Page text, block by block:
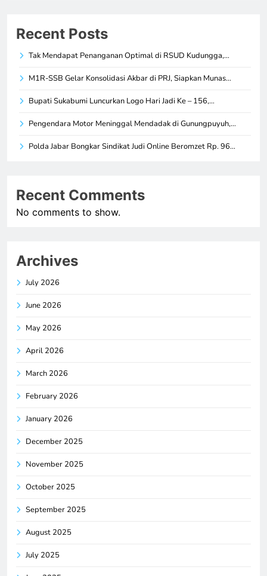
Recent Posts
Tak Mendapat Penanganan Optimal di RSUD Kudungga,…
M1R-SSB Gelar Konsolidasi Akbar di PRJ, Siapkan Munas…
Bupati Sukabumi Luncurkan Logo Hari Jadi Ke – 156,…
Pengendara Motor Meninggal Mendadak di Gunungpuyuh,…
Polda Jabar Bongkar Sindikat Judi Online Beromzet Rp. 96…
Recent Comments
No comments to show.
Archives
July 2026
June 2026
May 2026
April 2026
March 2026
February 2026
January 2026
December 2025
November 2025
October 2025
September 2025
August 2025
July 2025